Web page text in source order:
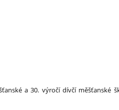
a 30. výročí dívčí měšťanské